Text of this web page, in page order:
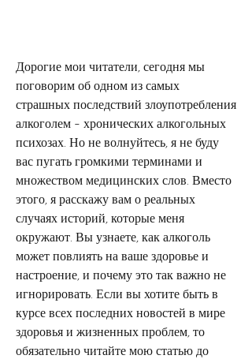
Дорогие мои читатели, сегодня мы
поговорим об одном из самых
страшных последствий злоупотребления
алкоголем - хронических алкогольных
психозах. Но не волнуйтесь, я не буду
вас пугать громкими терминами и
множеством медицинских слов. Вместо
этого, я расскажу вам о реальных
случаях историй, которые меня
окружают. Вы узнаете, как алкоголь
может повлиять на ваше здоровье и
настроение, и почему это так важно не
игнорировать. Если вы хотите быть в
курсе всех последних новостей в мире
здоровья и жизненных проблем, то
обязательно читайте мою статью до